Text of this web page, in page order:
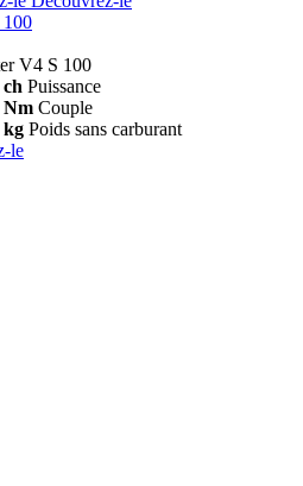
V4 S 100
ch Puissance
Nm Couple
kg Poids sans carburant
le